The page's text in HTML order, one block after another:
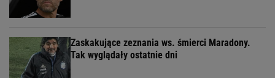
Zaskakujące zeznania ws. śmierci Maradony.
Tak wyglądały ostatnie dni